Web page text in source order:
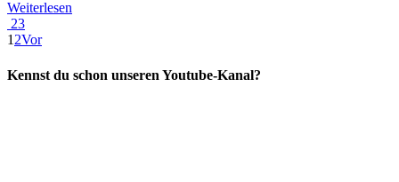
Weiterlesen
23
1 2Vor
Kennst du schon unseren Youtube-Kanal?